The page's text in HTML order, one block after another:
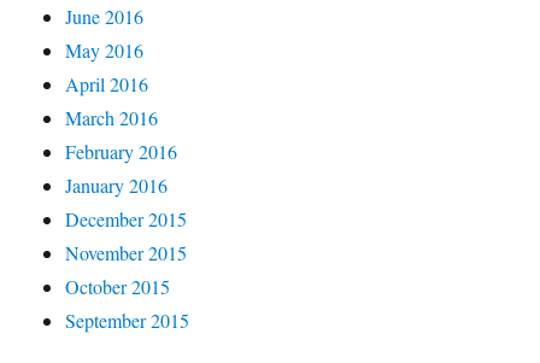
June 2016
May 2016
April 2016
March 2016
February 2016
January 2016
December 2015
November 2015
October 2015
September 2015